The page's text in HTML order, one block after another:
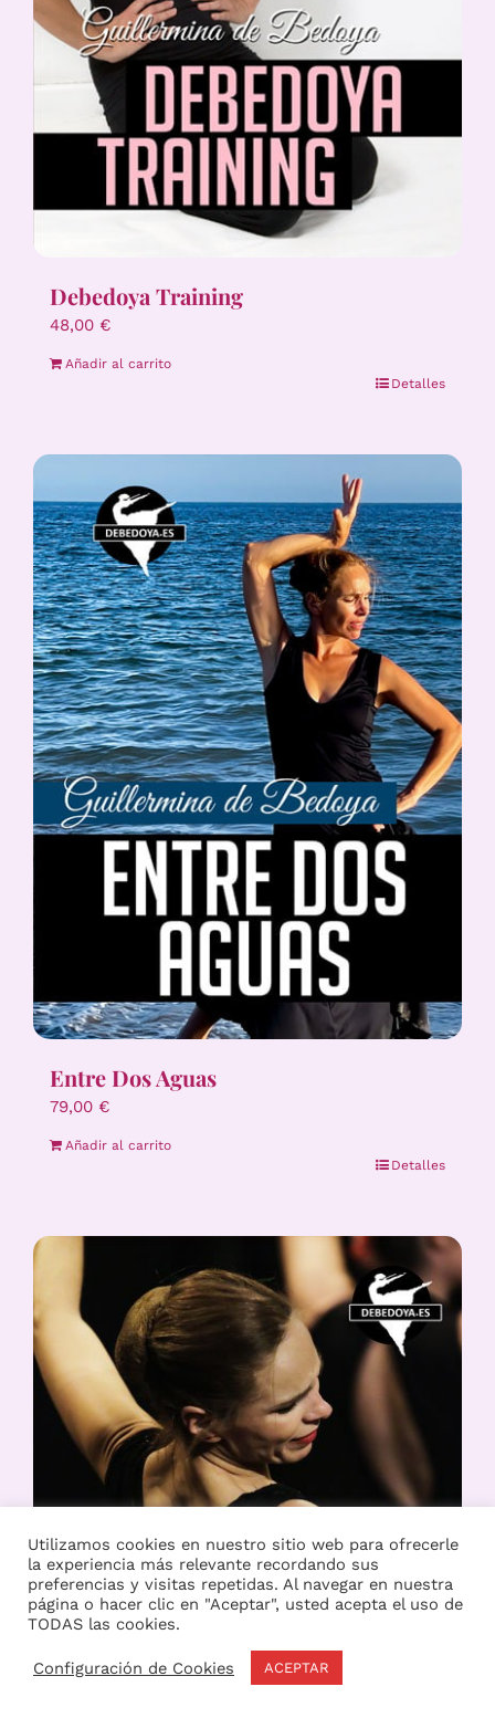
Debedoya Training
48,00 €
Añadir al carrito
Detalles
Entre Dos Aguas
79,00 €
Añadir al carrito
Detalles
Utilizamos cookies en nuestro sitio web para ofrecerle
la experiencia más relevante recordando sus
preferencias y visitas repetidas. Al navegar en nuestra
página o hacer clic en "Aceptar", usted acepta el uso de
TODAS las cookies.
Configuración de Cookies ACEPTAR